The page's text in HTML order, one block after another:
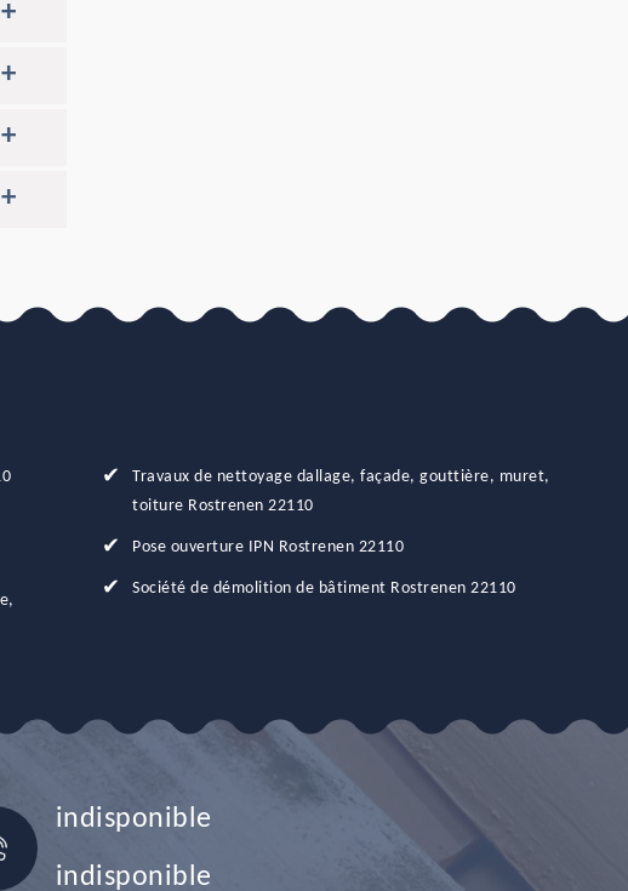
Travaux de nettoyage dallage, façade, gouttière, muret,
toiture Rostrenen 22110
Pose ouverture IPN Rostrenen 22110
Société de démolition de bâtiment Rostrenen 22110
indisponible
indisponible